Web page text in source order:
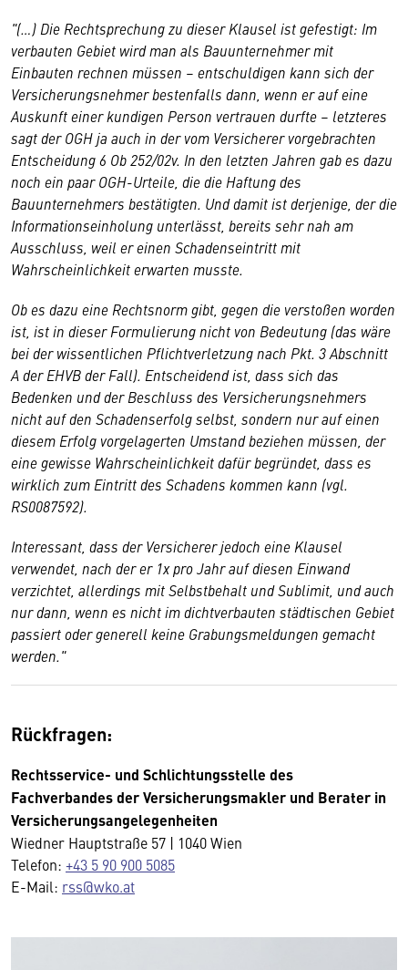
"(…) Die Rechtsprechung zu dieser Klausel ist gefestigt: Im
verbauten Gebiet wird man als Bauunternehmer mit
Einbauten rechnen müssen – entschuldigen kann sich der
Versicherungsnehmer bestenfalls dann, wenn er auf eine
Auskunft einer kundigen Person vertrauen durfte – letzteres
sagt der OGH ja auch in der vom Versicherer vorgebrachten
Entscheidung 6 Ob 252/02v. In den letzten Jahren gab es dazu
noch ein paar OGH-Urteile, die die Haftung des
Bauunternehmers bestätigten. Und damit ist derjenige, der die
Informationseinholung unterlässt, bereits sehr nah am
Ausschluss, weil er einen Schadenseintritt mit
Wahrscheinlichkeit erwarten musste.
Ob es dazu eine Rechtsnorm gibt, gegen die verstoßen worden
ist, ist in dieser Formulierung nicht von Bedeutung (das wäre
bei der wissentlichen Pflichtverletzung nach Pkt. 3 Abschnitt
A der EHVB der Fall). Entscheidend ist, dass sich das
Bedenken und der Beschluss des Versicherungsnehmers
nicht auf den Schadenserfolg selbst, sondern nur auf einen
diesem Erfolg vorgelagerten Umstand beziehen müssen, der
eine gewisse Wahrscheinlichkeit dafür begründet, dass es
wirklich zum Eintritt des Schadens kommen kann (vgl.
RS0087592).
Interessant, dass der Versicherer jedoch eine Klausel
verwendet, nach der er 1x pro Jahr auf diesen Einwand
verzichtet, allerdings mit Selbstbehalt und Sublimit, und auch
nur dann, wenn es nicht im dichtverbauten städtischen Gebiet
passiert oder generell keine Grabungsmeldungen gemacht
werden."
Rückfragen:
Rechtsservice- und Schlichtungsstelle des
Fachverbandes der Versicherungsmakler und Berater in
Versicherungsangelegenheiten
Wiedner Hauptstraße 57 | 1040 Wien
Telefon: +43 5 90 900 5085
E-Mail: rss@wko.at